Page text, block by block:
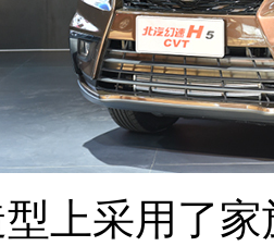
采用了家